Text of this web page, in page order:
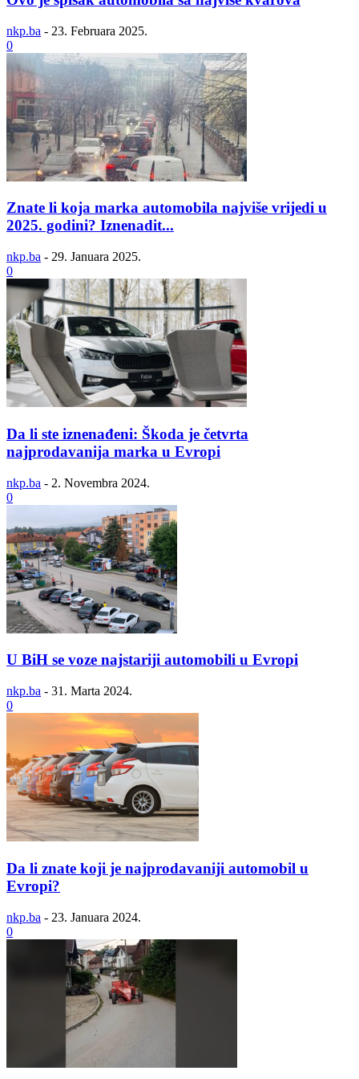
nkp.ba - 23. Februara 2025.
0
Znate li koja marka automobila najviše vrijedi u
2025. godini? Iznenadit...
nkp.ba - 29. Januara 2025.
0
Da li ste iznenađeni: Škoda je četvrta
najprodavanija marka u Evropi
nkp.ba - 2. Novembra 2024.
0
U BiH se voze najstariji automobili u Evropi
nkp.ba - 31. Marta 2024.
0
Da li znate koji je najprodavaniji automobil u
Evropi?
nkp.ba - 23. Januara 2024.
0